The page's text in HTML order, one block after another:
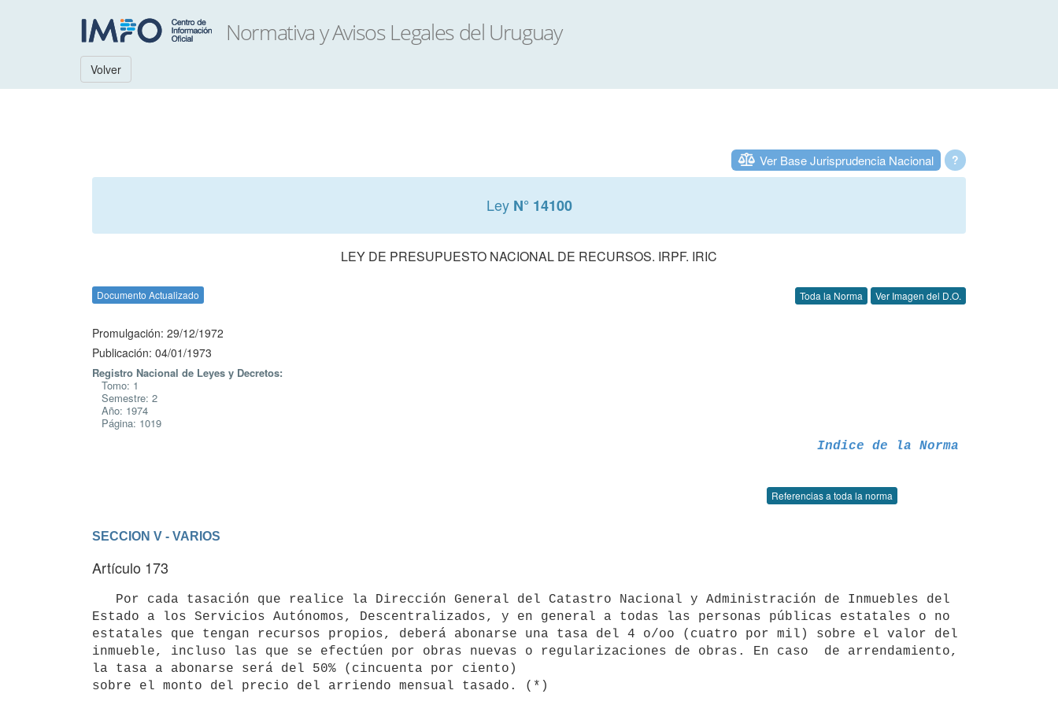
Volver
?
Ver Base Jurisprudencia Nacional
Ley N° 14100
LEY DE PRESUPUESTO NACIONAL DE RECURSOS. IRPF. IRIC
Documento Actualizado Toda la Norma Ver Imagen del D.O.
Promulgación: 29/12/1972
Publicación: 04/01/1973
Registro Nacional de Leyes y Decretos:
Tomo: 1
Semestre: 2
Año: 1974
Página: 1019
Indice de la Norma
Referencias a toda la norma
SECCION V - VARIOS
Artículo 173
Estado a los Servicios Autónomos, Descentralizados, y en general a todas las personas públicas estatales o no
estatales que tengan recursos propios, deberá abonarse una tasa del 4 o/oo (cuatro por mil) sobre el valor del
inmueble, incluso las que se efectúen por obras nuevas o regularizaciones de obras. En caso  de arrendamiento,
la tasa a abonarse será del 50% (cincuenta por ciento)
sobre el monto del precio del arriendo mensual tasado. (*)